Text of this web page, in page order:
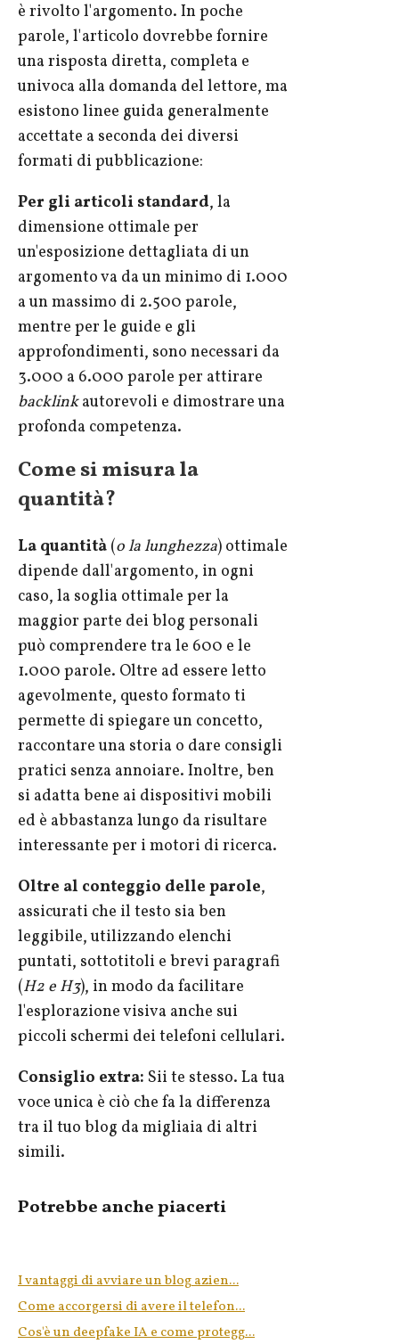
è rivolto l'argomento. In poche
parole, l'articolo dovrebbe fornire
una risposta diretta, completa e
univoca alla domanda del lettore, ma
esistono linee guida generalmente
accettate a seconda dei diversi
formati di pubblicazione:
Per gli articoli standard, la
dimensione ottimale per
un'esposizione dettagliata di un
argomento va da un minimo di 1.000
a un massimo di 2.500 parole,
mentre per le guide e gli
approfondimenti, sono necessari da
3.000 a 6.000 parole per attirare
backlinkautorevoli e dimostrare una
profonda competenza.
Come si misura la
quantità?
La quantità (o la lunghezza) ottimale
dipende dall'argomento, in ogni
caso, la soglia ottimale per la
maggior parte dei blog personali
può comprendere tra le 600 e le
1.000 parole. Oltre ad essere letto
agevolmente, questo formato ti
permette di spiegare un concetto,
raccontare una storia o dare consigli
pratici senza annoiare. Inoltre, ben
si adatta bene ai dispositivi mobili
ed è abbastanza lungo da risultare
interessante per i motori di ricerca.
Oltre al conteggio delle parole,
assicurati che il testo sia ben
leggibile, utilizzando elenchi
puntati, sottotitoli e brevi paragrafi
(H2 e H3), in modo da facilitare
l'esplorazione visiva anche sui
piccoli schermi dei telefoni cellulari.
Consiglio extra: Sii te stesso. La tua
voce unica è ciò che fa la differenza
tra il tuo blog da migliaia di altri
simili.
Potrebbe anche piacerti
I vantaggi di avviare un blog azien...
Come accorgersi di avere il telefon...
Cos'è un deepfake IA e come protegg...